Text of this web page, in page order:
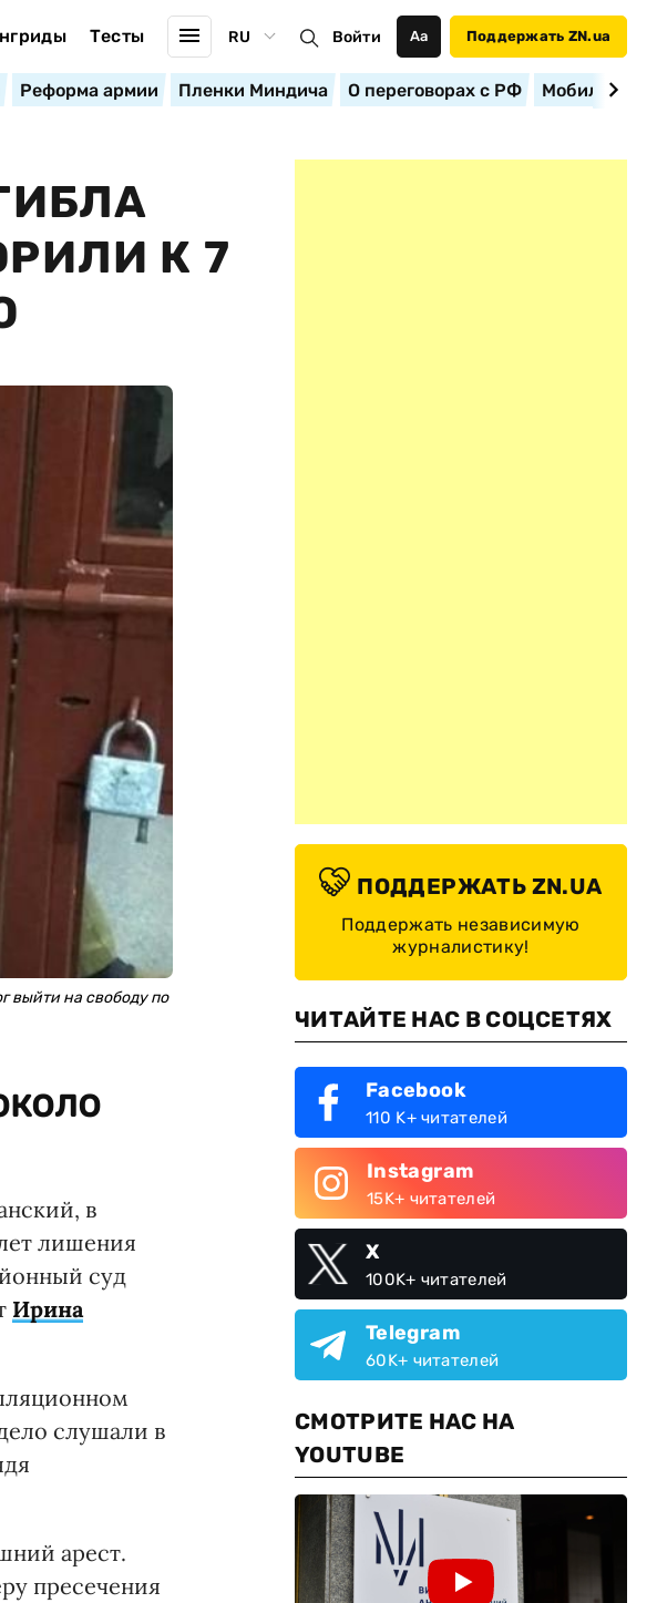
Тесты RU Войти Аа Поддержать ZN.ua
Реформа армии Пленки Миндича О переговорах с РФ
К 7
выйти на свободу по
в
лишения
суд
Ирина
слушали в
арест.
пресечения
ПОДДЕРЖАТЬ ZN.UA
Поддержать независимую
журналистику!
ЧИТАЙТЕ НАС В СОЦСЕТЯХ
Facebook
110 K+ читателей
Instagram
15K+ читателей
X
100K+ читателей
Telegram
60K+ читателей
СМОТРИТЕ НАС НА
YOUTUBE